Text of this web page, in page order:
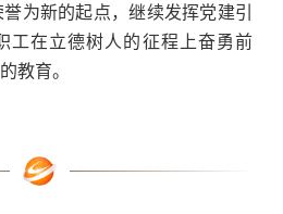
为新的起点，继续发挥党建引
工在立德树人的征程上奋勇前
教育。